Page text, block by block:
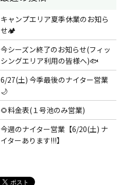
キャンプエリア夏季休業のお知ら
せ🏕️
今シーズン終了のお知らせ(フィッ
シングエリア利用の皆様へ)🐟
6/27(土) 今季最後のナイター営業
🌙
🌻料金表(１号池のみ営業)
今週のナイター営業【6/20(土) ナ
イターあります!!!】